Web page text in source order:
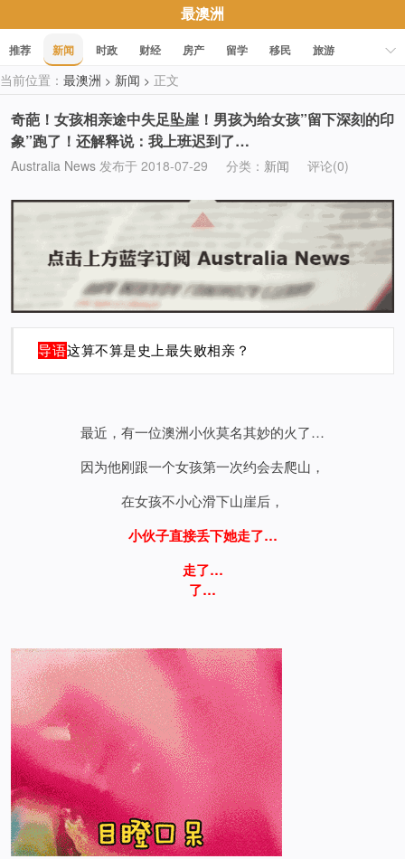
最澳洲
推荐 新闻 时政 财经 房产 留学 移民
旅游
科技
职场 美食 文化
当前位置： 最澳洲 > 新闻 > 正文
奇葩！女孩相亲途中失足坠崖！男孩为给女孩”留下深刻的印
象”跑了！还解释说：我上班迟到了…
Australia News 发布于 2018-07-29 分类： 新闻 评论(0)
导语这算不算是史上最失败相亲？
最近，有一位澳洲小伙莫名其妙的火了…
因为他刚跟一个女孩第一次约会去爬山，
在女孩不小心滑下山崖后，
小伙子直接丢下她走了…
走了…
了…